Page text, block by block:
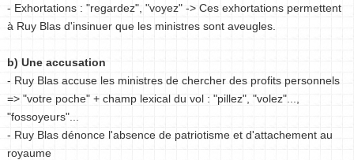
- Exhortations : "regardez", "voyez" -> Ces exhortations permettent
à Ruy Blas d'insinuer que les ministres sont aveugles.
b) Une accusation
- Ruy Blas accuse les ministres de chercher des profits personnels
=> "votre poche" + champ lexical du vol : "pillez", "volez"...,
"fossoyeurs"...
- Ruy Blas dénonce l'absence de patriotisme et d'attachement au
royaume